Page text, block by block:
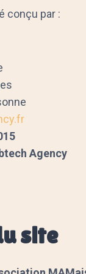
conçu par :
Agency
site